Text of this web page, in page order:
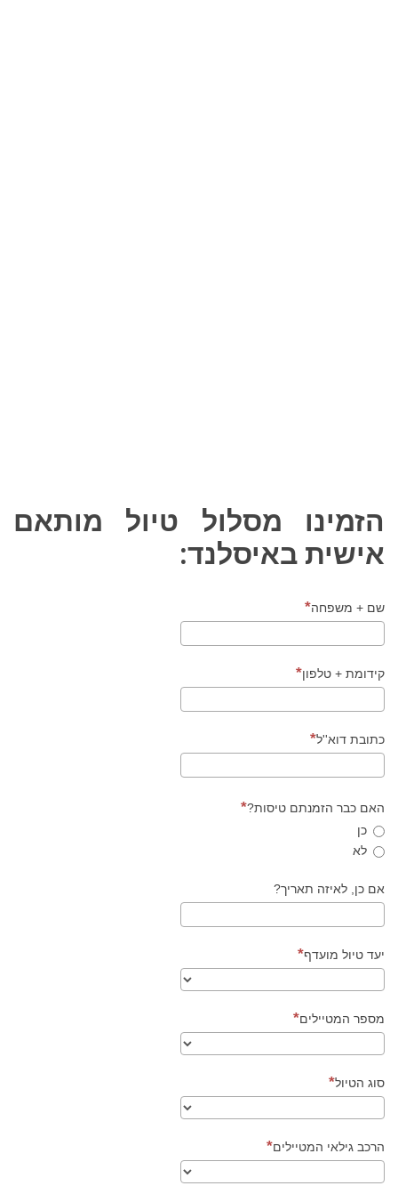
הזמינו מסלול טיול מותאם
אישית באיסלנד:
שם + משפחה
קידומת + טלפון
כתובת דוא''ל
האם כבר הזמנתם טיסות?
כן
לא
אם כן, לאיזה תאריך?
יעד טיול מועדף
מספר המטיילים
סוג הטיול
הרכב גילאי המטיילים